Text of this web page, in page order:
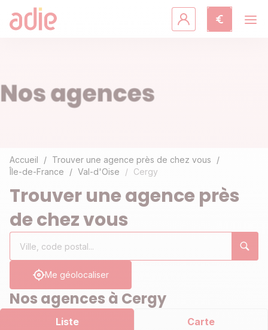
Accompagnement
Agir avec l'Adie
Accueil
Trouver une agence près de chez vous
Île-de-France
Val-d'Oise Cergy
Trouver une agence près
de chez vous
Rechercher
établissement
Ville,
code
postal...
0
résultat(s)
trouvé(s)
Me géolocaliser
Nos agences à Cergy
Liste Carte